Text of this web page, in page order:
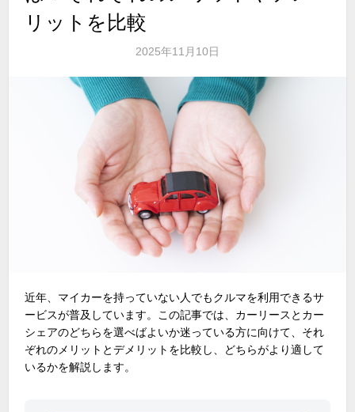
リットを比較
2025年11月10日
近年、マイカーを持っていない人でもクルマを利用できるサ
ービスが普及しています。この記事では、カーリースとカー
シェアのどちらを選べばよいか迷っている方に向けて、それ
ぞれのメリットとデメリットを比較し、どちらがより適して
いるかを解説します。